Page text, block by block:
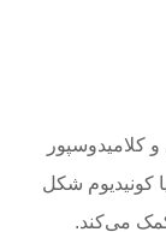
کلامیدوسپور
کونیدیوم شکل
می‌کند.